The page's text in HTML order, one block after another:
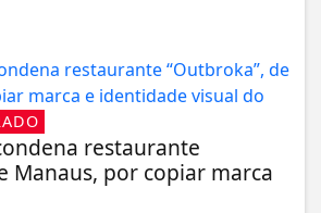
restaurante
Manaus, por copiar marca